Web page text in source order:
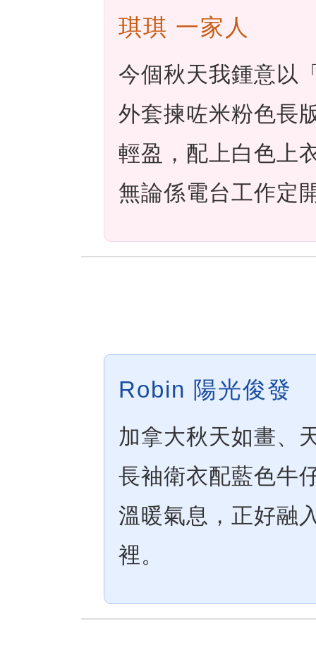
琪琪 一家人
今個秋天我鍾意以
外套揀咗米粉色長
輕盈，配上白色上
無論係電台工作定
Robin 陽光俊發
加拿大秋天如畫、
長袖衛衣配藍色牛
溫暖氣息，正好融
裡。